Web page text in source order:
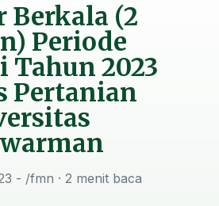
Berkala (2
Periode
Tahun 2023
Pertanian
- /fmn · 2 menit baca